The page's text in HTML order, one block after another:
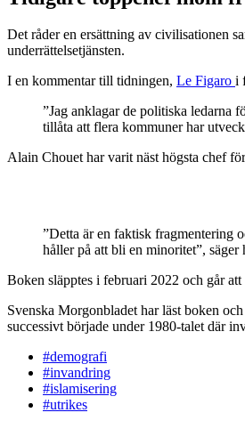
Det råder en ersättning av civilisationen
underrättelsetjänsten.
I en kommentar till tidningen, Le Figaro i
”Jag anklagar de politiska ledarna
tillåta att flera kommuner har
Alain Chouet har varit näst högsta chef
”Detta är en faktisk fragmentering
håller på att bli en minoritet”,
Boken släpptes i februari 2022 och går
Svenska Morgonbladet har läst boken
successivt började under 1980-talet där
#demografi
#invandring
#islamisering
#utrikes